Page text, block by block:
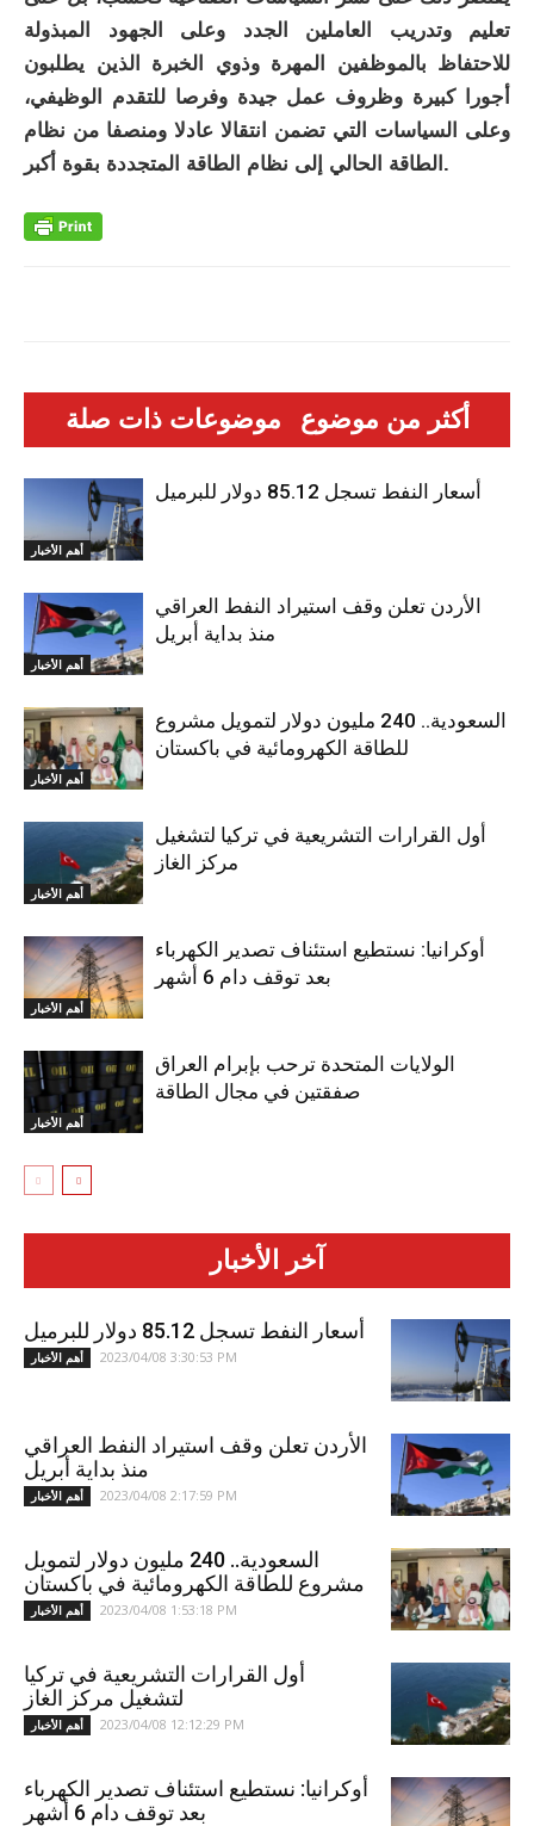
تعليم وتدريب العاملين الجدد وعلى الجهود المبذولة
للاحتفاظ بالموظفين المهرة وذوي الخبرة الذين يطلبون
أجورا كبيرة وظروف عمل جيدة وفرصا للتقدم الوظيفي،
وعلى السياسات التي تضمن انتقالا عادلا ومنصفا من نظام
الطاقة الحالي إلى نظام الطاقة المتجددة بقوة أكبر.
موضوعات ذات صلة أكثر من موضوع
أهم الأخبار
أسعار النفط تسجل 85.12 دولار للبرميل
أهم الأخبار
الأردن تعلن وقف استيراد النفط العراقي
منذ بداية أبريل
أهم الأخبار
السعودية.. 240 مليون دولار لتمويل مشروع
للطاقة الكهرومائية في باكستان
أهم الأخبار
أول القرارات التشريعية في تركيا لتشغيل
مركز الغاز
أهم الأخبار
أوكرانيا: نستطيع استئناف تصدير الكهرباء
بعد توقف دام 6 أشهر
أهم الأخبار
الولايات المتحدة ترحب بإبرام العراق
صفقتين في مجال الطاقة
آخر الأخبار
أسعار النفط تسجل 85.12 دولار للبرميل
أهم الأخبار 2023/04/08 3:30:53 PM
الأردن تعلن وقف استيراد النفط العراقي
منذ بداية أبريل
أهم الأخبار 2023/04/08 2:17:59 PM
السعودية.. 240 مليون دولار لتمويل
مشروع للطاقة الكهرومائية في باكستان
أهم الأخبار 2023/04/08 1:53:18 PM
أول القرارات التشريعية في تركيا
لتشغيل مركز الغاز
أهم الأخبار 2023/04/08 12:12:29 PM
أوكرانيا: نستطيع استئناف تصدير الكهرباء
بعد توقف دام 6 أشهر